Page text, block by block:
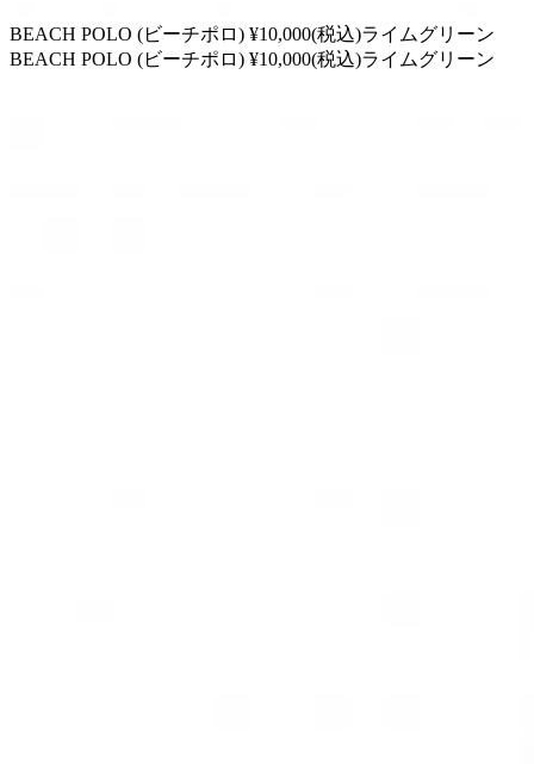
BEACH POLO (ビーチポロ) ¥10,000(税込)ライムグリーン
BEACH POLO (ビーチポロ) ¥10,000(税込)ライムグリーン